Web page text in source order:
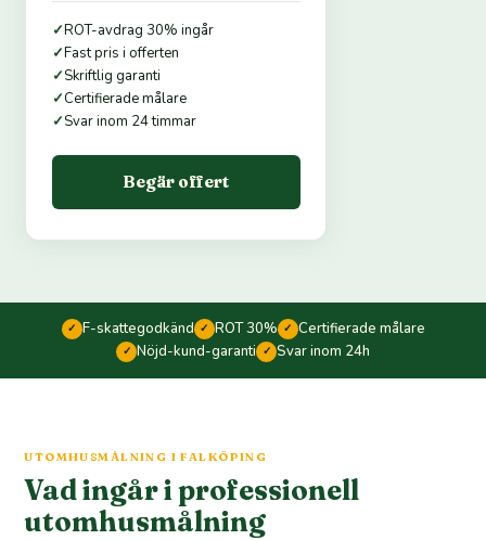
✓ROT-avdrag 30% ingår
✓Fast pris i offerten
✓Skriftlig garanti
✓Certifierade målare
✓Svar inom 24 timmar
Begär offert
✓ F-skattegodkänd ✓ ROT 30% ✓ Certifierade målare
✓ Nöjd-kund-garanti ✓ Svar inom 24h
UTOMHUSMÅLNING I FALKÖPING
Vad ingår i professionell
utomhusmålning